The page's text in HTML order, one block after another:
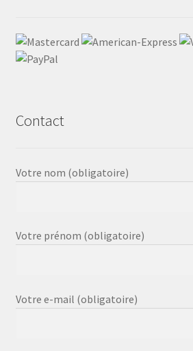
Contact
Votre nom (obligatoire)
Votre prénom (obligatoire)
Votre e-mail (obligatoire)